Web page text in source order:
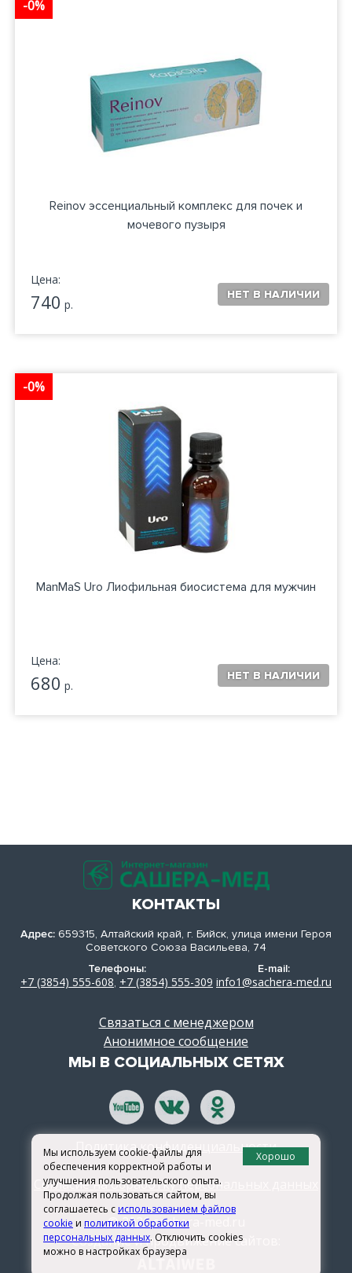
-0%
Reinov эссенциальный комплекс для почек и
мочевого пузыря
Цена:
740 р.
-0%
ManMaS Uro Лиофильная биосистема для мужчин
Цена:
680 р.
КОНТАКТЫ
Адрес: 659315, Алтайский край, г. Бийск, улица имени Героя
Советского Союза Васильева, 74
Телефоны:
+7 (3854) 555-608, +7 (3854) 555-309
E-mail:
info1@sachera-med.ru
Связаться с менеджером
Анонимное сообщение
МЫ В СОЦИАЛЬНЫХ СЕТЯХ
Политика конфиденциальности
Согласие на обработку персональных данных
© 2026 sachera-med.ru
Создание и продвижение сайтов:
Мы используем cookie-файлы для
обеспечения корректной работы и
улучшения пользовательского опыта.
Продолжая пользоваться сайтом, вы
соглашаетесь с использованием файлов
cookie и политикой обработки
персональных данных. Отключить cookies
можно в настройках браузера
Хорошо